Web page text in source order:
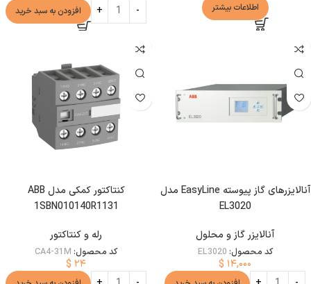
اطلاعات بیشتر افزودن به سبد خرید
آنالایزرهای گاز پیوسته EasyLine مدل
EL3020
آنالایزر گاز و محلول
کد محصول: EL3020
$ ۱۴,۰۰۰
کنتاکتور کمکی مدل ABB
1SBN010140R1131
رله و کنتاکتور
کد محصول: CA4-31M
$ ۲۴